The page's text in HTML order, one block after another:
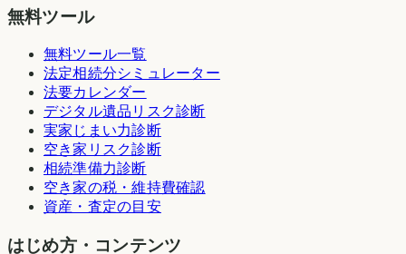
無料ツール
無料ツール一覧
法定相続分シミュレーター
法要カレンダー
デジタル遺品リスク診断
実家じまい力診断
空き家リスク診断
相続準備力診断
空き家の税・維持費確認
資産・査定の目安
はじめ方・コンテンツ